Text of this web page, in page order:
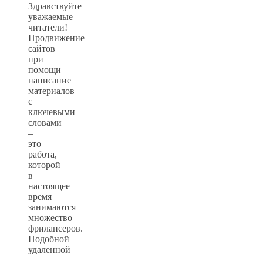
Здравствуйте
уважаемые
читатели!
Продвижение
сайтов
при
помощи
написание
материалов
с
ключевыми
словами
–
это
работа,
которой
в
настоящее
время
занимаются
множество
фрилансеров.
Подобной
удаленной